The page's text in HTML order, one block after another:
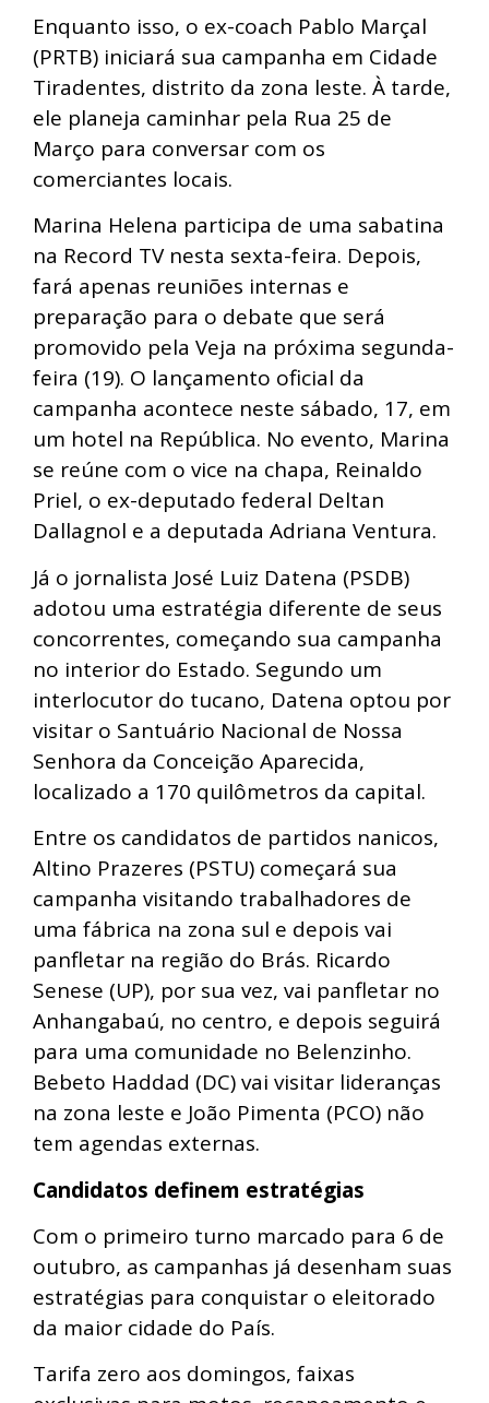
Enquanto isso, o ex-coach Pablo Marçal
(PRTB) iniciará sua campanha em Cidade
Tiradentes, distrito da zona leste. À tarde,
ele planeja caminhar pela Rua 25 de
Março para conversar com os
comerciantes locais.
Marina Helena participa de uma sabatina
na Record TV nesta sexta-feira. Depois,
fará apenas reuniões internas e
preparação para o debate que será
promovido pela Veja na próxima segunda-
feira (19). O lançamento oficial da
campanha acontece neste sábado, 17, em
um hotel na República. No evento, Marina
se reúne com o vice na chapa, Reinaldo
Priel, o ex-deputado federal Deltan
Dallagnol e a deputada Adriana Ventura.
Já o jornalista José Luiz Datena (PSDB)
adotou uma estratégia diferente de seus
concorrentes, começando sua campanha
no interior do Estado. Segundo um
interlocutor do tucano, Datena optou por
visitar o Santuário Nacional de Nossa
Senhora da Conceição Aparecida,
localizado a 170 quilômetros da capital.
Entre os candidatos de partidos nanicos,
Altino Prazeres (PSTU) começará sua
campanha visitando trabalhadores de
uma fábrica na zona sul e depois vai
panfletar na região do Brás. Ricardo
Senese (UP), por sua vez, vai panfletar no
Anhangabaú, no centro, e depois seguirá
para uma comunidade no Belenzinho.
Bebeto Haddad (DC) vai visitar lideranças
na zona leste e João Pimenta (PCO) não
tem agendas externas.
Candidatos definem estratégias
Com o primeiro turno marcado para 6 de
outubro, as campanhas já desenham suas
estratégias para conquistar o eleitorado
da maior cidade do País.
Tarifa zero aos domingos, faixas